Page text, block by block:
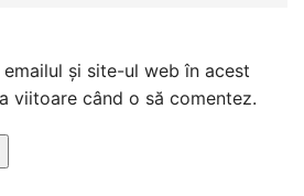
și site-ul web în acest
viitoare când o să comentez.